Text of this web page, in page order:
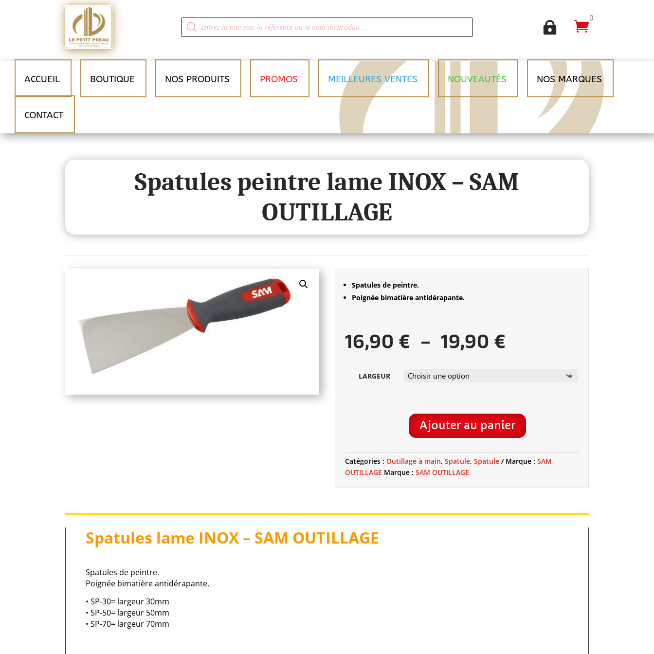
Recherche
de
produits  
0
ACCUEIL BOUTIQUE NOS PRODUITS PROMOS MEILLEURES VENTES NOUVEAUTÉS NOS MARQUES
CONTACT
Spatules peintre lame INOX – SAM
OUTILLAGE
Spatules de peintre.
Poignée bimatière antidérapante.
16,90€ – 19,90€
prix :
16,90 €
à
19,90 €
LARGEUR
QUANTITÉ
SPATULES
PEINTRE
LAME
INOX
Ajouter au panier
Catégories :Outillage à main,Spatule,Spatule Marque :SAM
OUTILLAGE Marque :SAM OUTILLAGE
Spatules lame INOX – SAM OUTILLAGE
Spatules de peintre.
Poignée bimatière antidérapante.
• SP-30= largeur 30mm
• SP-50= largeur 50mm
• SP-70= largeur 70mm